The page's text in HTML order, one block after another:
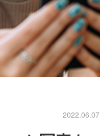
2022.06.07